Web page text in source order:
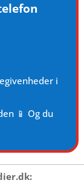
i
📱 Og du